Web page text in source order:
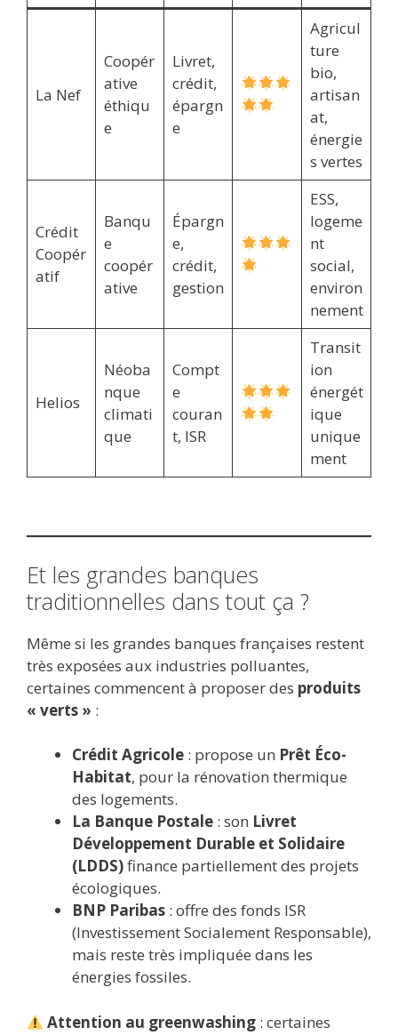
La Nef
Coopér
ative
éthiqu
e
Livret,
crédit,
épargn
e
Agricul
ture
bio,
artisan
at,
énergie
s vertes
Crédit
Coopér
atif
Banqu
e
coopér
ative
Épargn
e,
crédit,
gestion
ESS,
logeme
nt
social,
environ
nement
Helios
Néoba
nque
climati
que
Compt
e
couran
t, ISR
Transit
ion
énergét
ique
unique
ment
Et les grandes banques
traditionnelles dans tout ça ?
Même si les grandes banques françaises restent
très exposées aux industries polluantes,
certaines commencent à proposer des produits
« verts » :
Crédit Agricole : propose un Prêt Éco-
Habitat, pour la rénovation thermique
des logements.
La Banque Postale : son Livret
Développement Durable et Solidaire
(LDDS)finance partiellement des projets
écologiques.
BNP Paribas : offre des fonds ISR
(Investissement Socialement Responsable),
mais reste très impliquée dans les
énergies fossiles.
Attention au greenwashing : certaines